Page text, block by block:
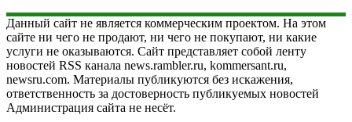
Данный сайт не является коммерческим проектом. На этом
сайте ни чего не продают, ни чего не покупают, ни какие
услуги не оказываются. Сайт представляет собой ленту
новостей RSS канала news.rambler.ru, kommersant.ru,
newsru.com. Материалы публикуются без искажения,
ответственность за достоверность публикуемых новостей
Администрация сайта не несёт.